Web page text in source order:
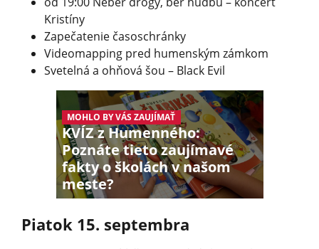
Kristíny
Zapečatenie časoschránky
Videomapping pred humenským zámkom
Svetelná a ohňová šou – Black Evil
MOHLO BY VÁS ZAUJÍMAŤ
KVÍZ z Humenného:
Poznáte tieto zaujímavé
fakty o školách v našom
meste?
Piatok 15. septembra